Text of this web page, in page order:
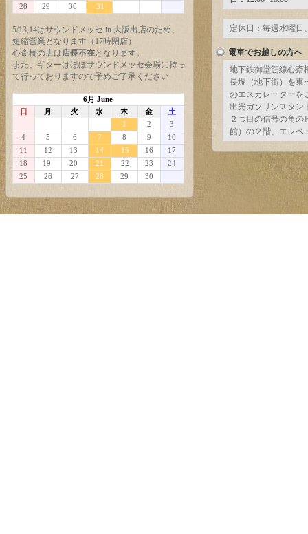
定休日：毎週水曜日
電車でお越しの方へ
地下鉄御堂筋線心斎
長堀（地下街）を東
のエスカレーターを
出光ガソリンスタン
２つ目の信号の角
館）の２階、エレベ
28
29 30 31
5/13,14はサウンドメッセ in 大阪出店のため、
短縮営業となります（17時閉店）
心斎橋の店は店長不在となります。
また、ギターはほぼサウンドメッセ会場に持っ
て行っておりますので予めご了承ください
6月 June
日
月 火 水 木 金
土
1
2
3
4
5 6 7 8 9
10
11
12 13 14 15 16
17
18
19 20 21 22 23
24
25
26 27 28 29 30